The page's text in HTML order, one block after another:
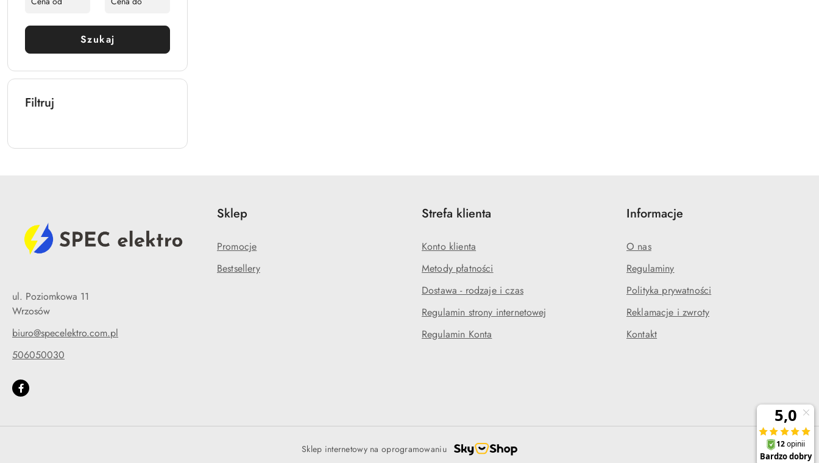
Szukaj
Filtruj
ul. Poziomkowa 11
Wrzosów
biuro@specelektro.com.pl
506050030
Sklep
Promocje
Bestsellery
Strefa klienta
Konto klienta
Metody płatności
Dostawa - rodzaje i czas
Regulamin strony internetowej
Regulamin Konta
Informacje
O nas
Regulaminy
Polityka prywatności
Reklamacje i zwroty
Kontakt
Sklep internetowy na oprogramowaniu